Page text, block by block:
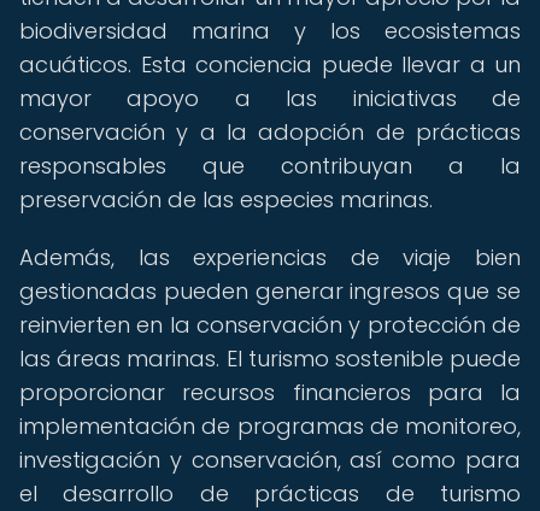
biodiversidad marina y los ecosistemas
acuáticos. Esta conciencia puede llevar a un
mayor apoyo a las iniciativas de
conservación y a la adopción de prácticas
responsables que contribuyan a la
preservación de las especies marinas.
Además, las experiencias de viaje bien
gestionadas pueden generar ingresos que se
reinvierten en la conservación y protección de
las áreas marinas. El turismo sostenible puede
proporcionar recursos financieros para la
implementación de programas de monitoreo,
investigación y conservación, así como para
el desarrollo de prácticas de turismo